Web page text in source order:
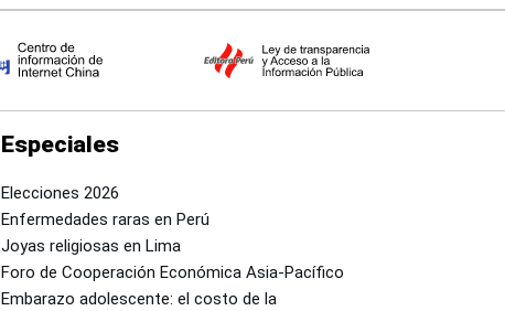
Especiales
Elecciones 2026
Enfermedades raras en Perú
Joyas religiosas en Lima
Foro de Cooperación Económica Asia-Pacífico
Embarazo adolescente: el costo de la